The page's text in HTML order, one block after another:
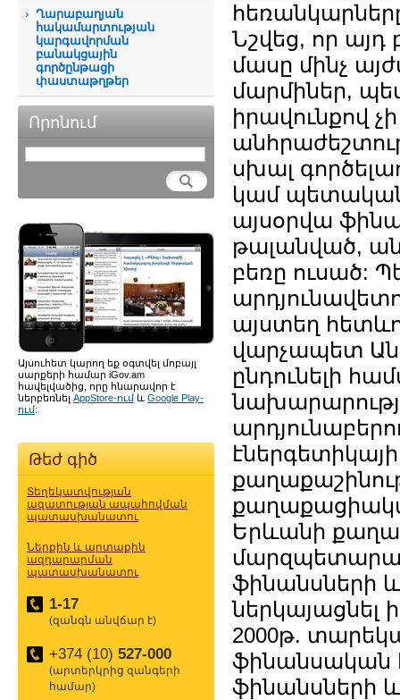
Ղարաբաղյան
հակամարտության
կարգավորման
բանակցային
գործընթացի
փաստաթղթեր
Որոնում
Այսուհետ կարող եք օգտվել մոբայլ
սարքերի համար iGov.am
հավելվածից, որը հնարավոր է
ներբեռնել AppStore-ում և Google Play-
ում:
Թեժ գիծ
Տեղեկատվության
ազատության ապահովման
պատասխանատու
Ներքին և արտաքին
ազդարարման
պատասխանատու
1-17
(զանգն անվճար է)
+374 (10) 527-000
(արտերկրից զանգերի
համար)
Նշվեց, որ այդ
մասը մինչ
մարմիներ,
իրավունքով
սխալ
կամ պետական
այսօրվա
թալանված,
բեռը ուսած:
այստեղ
վարչապետ
ընդունելի
Երևանի
ֆինանսների
ներկայացնել
2000թ.
ֆինանսական
ֆինանսների